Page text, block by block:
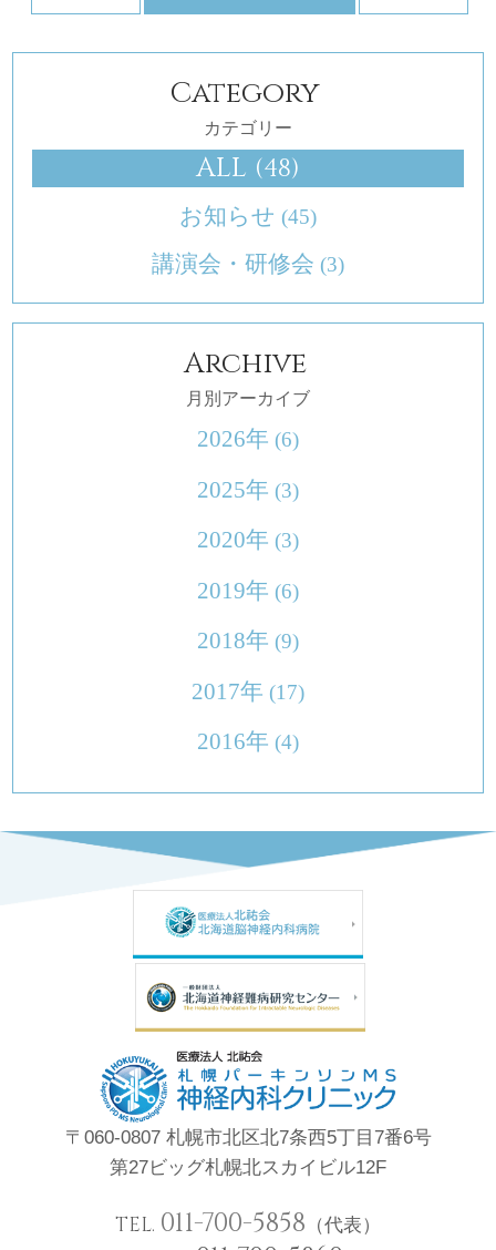
Category
カテゴリー
ALL (48)
お知らせ (45)
講演会・研修会 (3)
Archive
月別アーカイブ
2026年 (6)
2025年 (3)
2020年 (3)
2019年 (6)
2018年 (9)
2017年 (17)
2016年 (4)
〒060-0807 札幌市北区北7条西5丁目7番6号
第27ビッグ札幌北スカイビル12F
TEL. 011-700-5858 （代表）